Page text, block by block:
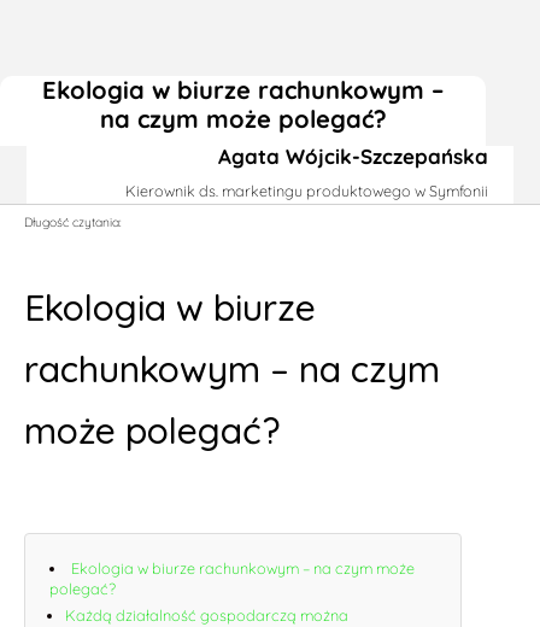
Ekologia w biurze rachunkowym –
na czym może polegać?
Agata Wójcik-Szczepańska
Kierownik ds. marketingu produktowego w Symfonii
Długość czytania:
Ekologia w biurze
rachunkowym – na czym
może polegać?
Ekologia w biurze rachunkowym – na czym może
polegać?
Każdą działalność gospodarczą można